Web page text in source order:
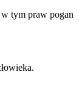
tym praw pogan